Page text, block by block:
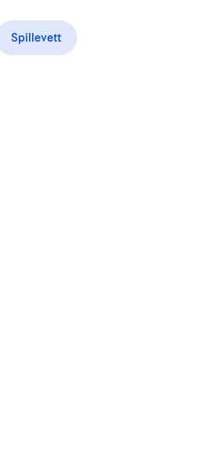
Spillevett